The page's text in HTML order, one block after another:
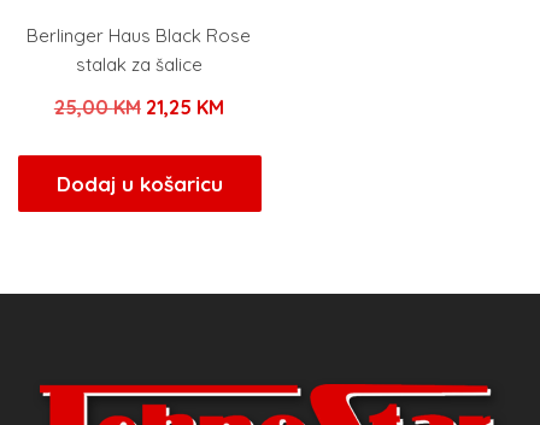
Berlinger Haus Black Rose
stalak za šalice
25,00KM Izvorna
bila
je:
21,25 KMTrenutna
21,25 KM.
Dodaj u košaricu